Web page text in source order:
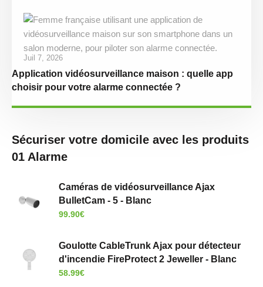
Juil 7, 2026
Application vidéosurveillance maison : quelle app
choisir pour votre alarme connectée ?
Sécuriser votre domicile avec les produits
01 Alarme
Caméras de vidéosurveillance Ajax
BulletCam - 5 - Blanc
99.90€
Goulotte CableTrunk Ajax pour détecteur
d'incendie FireProtect 2 Jeweller - Blanc
58.99€